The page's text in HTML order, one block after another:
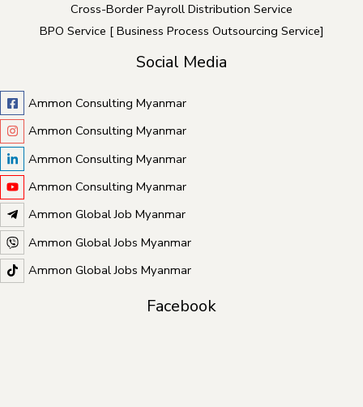
Cross-Border Payroll Distribution Service
BPO Service [ Business Process Outsourcing Service]
Social Media
Ammon Consulting Myanmar
Ammon Consulting Myanmar
Ammon Consulting Myanmar
Ammon Consulting Myanmar
Ammon Global Job Myanmar
Ammon Global Jobs Myanmar
Ammon Global Jobs Myanmar
Facebook